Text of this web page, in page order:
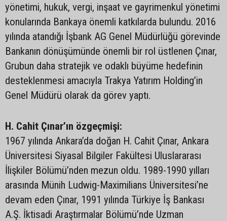
yönetimi, hukuk, vergi, inşaat ve gayrimenkul yönetimi
konularında Bankaya önemli katkılarda bulundu. 2016
yılında atandığı İşbank AG Genel Müdürlüğü görevinde
Bankanın dönüşümünde önemli bir rol üstlenen Çınar,
Grubun daha stratejik ve odaklı büyüme hedefinin
desteklenmesi amacıyla Trakya Yatırım Holding’in
Genel Müdürü olarak da görev yaptı.
H. Cahit Çınar’ın özgeçmişi:
1967 yılında Ankara’da doğan H. Cahit Çınar, Ankara
Üniversitesi Siyasal Bilgiler Fakültesi Uluslararası
İlişkiler Bölümü’nden mezun oldu. 1989-1990 yılları
arasında Münih Ludwig-Maximilians Üniversitesi’ne
devam eden Çınar, 1991 yılında Türkiye İş Bankası
A.Ş. İktisadi Araştırmalar Bölümü’nde Uzman